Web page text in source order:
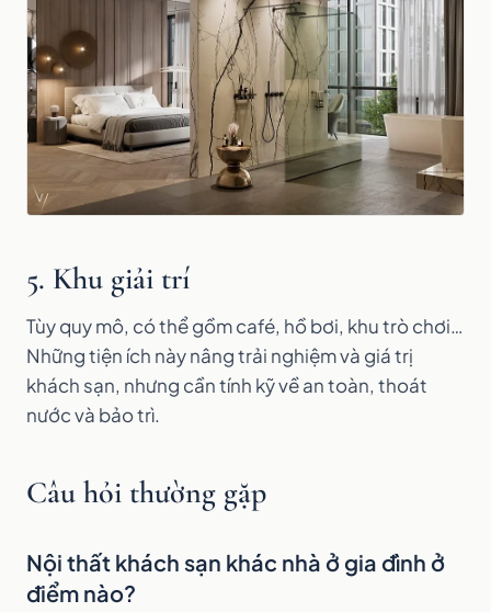
5. Khu giải trí
Tùy quy mô, có thể gồm café, hồ bơi, khu trò chơi…
Những tiện ích này nâng trải nghiệm và giá trị
khách sạn, nhưng cần tính kỹ về an toàn, thoát
nước và bảo trì.
Câu hỏi thường gặp
Nội thất khách sạn khác nhà ở gia đình ở
điểm nào?